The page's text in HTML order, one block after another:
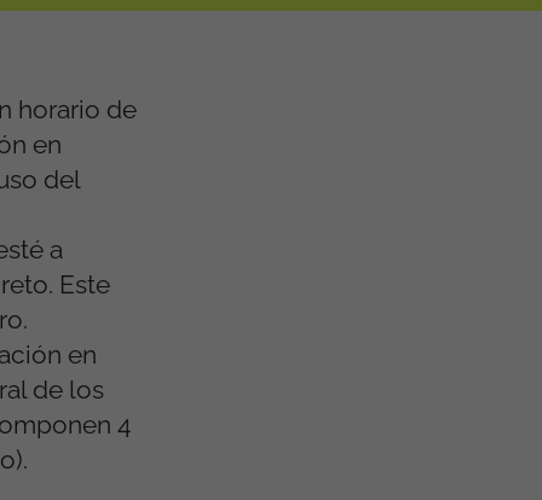
horario de
en
del
a
Este
en
de los
4